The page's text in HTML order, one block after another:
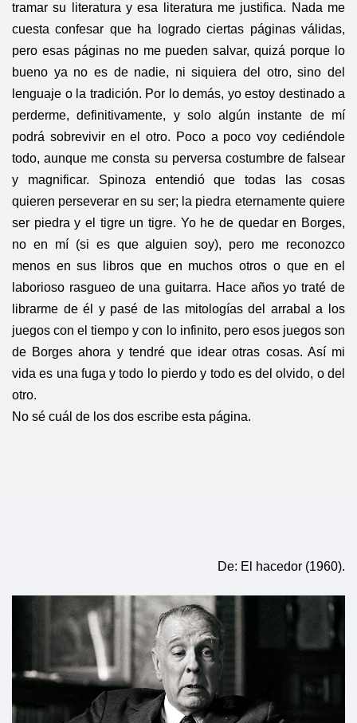
tramar su literatura y esa literatura me justifica. Nada me
cuesta confesar que ha logrado ciertas páginas válidas,
pero esas páginas no me pueden salvar, quizá porque lo
bueno ya no es de nadie, ni siquiera del otro, sino del
lenguaje o la tradición. Por lo demás, yo estoy destinado a
perderme, definitivamente, y solo algún instante de mí
podrá sobrevivir en el otro. Poco a poco voy cediéndole
todo, aunque me consta su perversa costumbre de falsear
y magnificar. Spinoza entendió que todas las cosas
quieren perseverar en su ser; la piedra eternamente quiere
ser piedra y el tigre un tigre. Yo he de quedar en Borges,
no en mí (si es que alguien soy), pero me reconozco
menos en sus libros que en muchos otros o que en el
laborioso rasgueo de una guitarra. Hace años yo traté de
librarme de él y pasé de las mitologías del arrabal a los
juegos con el tiempo y con lo infinito, pero esos juegos son
de Borges ahora y tendré que idear otras cosas. Así mi
vida es una fuga y todo lo pierdo y todo es del olvido, o del
otro.
No sé cuál de los dos escribe esta página.
De: El hacedor (1960).